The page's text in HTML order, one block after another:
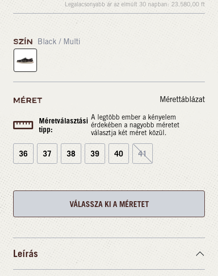
Legalacsonyabb ár az elmúlt 30 napban:23.580,00 ft
SZÍN Black / Multi
MÉRET Mérettáblázat
Méretválasztási
tipp:
A legtöbb ember a kényelem
érdekében a nagyobb méretet
választja két méret közül.
36 37 38 39 40 41
VÁLASSZA KI A MÉRETET
Leírás